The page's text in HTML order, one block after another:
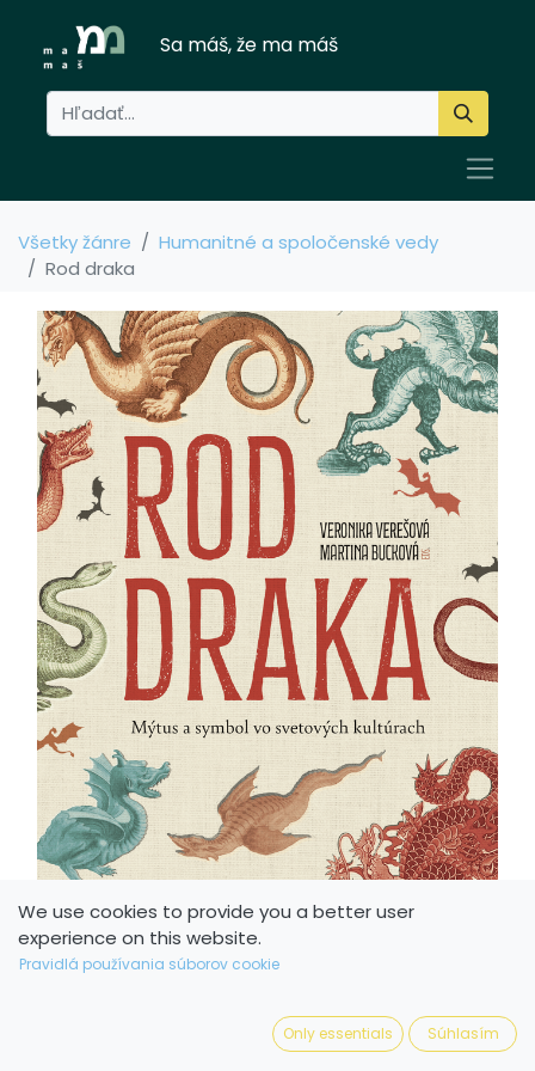
Sa máš, že ma máš
Všetky žánre
Humanitné a spoločenské vedy
Rod draka
We use cookies to provide you a better user
experience on this website.
Pravidlá používania súborov cookie
Only essentials Súhlasím